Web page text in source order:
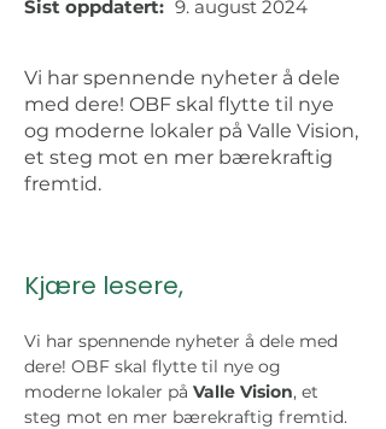
Sist oppdatert: 9. august 2024
Vi har spennende nyheter å dele
med dere! OBF skal flytte til nye
og moderne lokaler på Valle Vision,
et steg mot en mer bærekraftig
fremtid.
Kjære lesere,
Vi har spennende nyheter å dele med
dere! OBF skal flytte til nye og
moderne lokaler på Valle Vision, et
steg mot en mer bærekraftig fremtid.